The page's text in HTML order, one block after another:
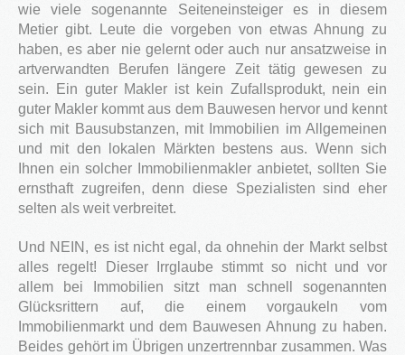
Kontakt
wie viele sogenannte Seiteneinsteiger es in diesem
Metier gibt. Leute die vorgeben von etwas Ahnung zu
haben, es aber nie gelernt oder auch nur ansatzweise in
artverwandten Berufen längere Zeit tätig gewesen zu
sein. Ein guter Makler ist kein Zufallsprodukt, nein ein
guter Makler kommt aus dem Bauwesen hervor und kennt
sich mit Bausubstanzen, mit Immobilien im Allgemeinen
und mit den lokalen Märkten bestens aus. Wenn sich
Ihnen ein solcher Immobilienmakler anbietet, sollten Sie
ernsthaft zugreifen, denn diese Spezialisten sind eher
selten als weit verbreitet.
Und NEIN, es ist nicht egal, da ohnehin der Markt selbst
alles regelt! Dieser Irrglaube stimmt so nicht und vor
allem bei Immobilien sitzt man schnell sogenannten
Glücksrittern auf, die einem vorgaukeln vom
Immobilienmarkt und dem Bauwesen Ahnung zu haben.
Beides gehört im Übrigen unzertrennbar zusammen. Was